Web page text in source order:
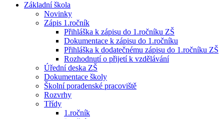
Základní škola
Novinky
Zápis 1.ročník
Přihláška k zápisu do 1.ročníku ZŠ
Dokumentace k zápisu do 1.ročníku
Přihláška k dodatečnému zápisu do 1.ročníku ZŠ
Rozhodnutí o přijetí k vzdělávání
Úřední deska ZŠ
Dokumentace školy
Školní poradenské pracoviště
Rozvrhy
Třídy
1.ročník